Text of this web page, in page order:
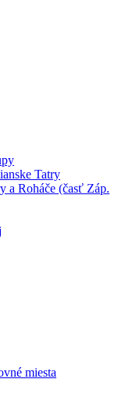
Tatry
a Roháče (časť Záp.
miesta